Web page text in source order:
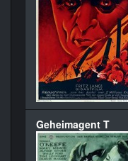
Geheimagent T